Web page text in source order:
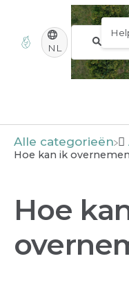
NL
Alle categorieën
Hoe kan ik
Hoe